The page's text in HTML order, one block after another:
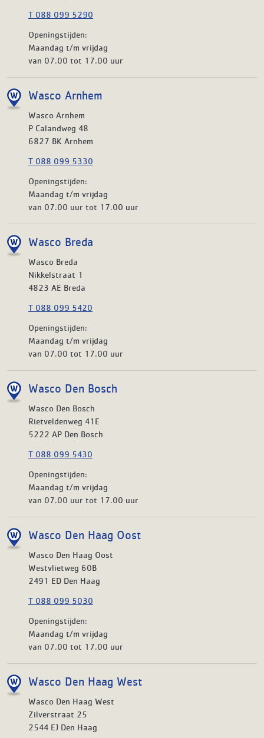
T 088 099 5290
Openingstijden:
Maandag t/m vrijdag
van 07.00 tot 17.00 uur
Wasco Arnhem
Wasco Arnhem
P Calandweg 48
6827 BK Arnhem
T 088 099 5330
Openingstijden:
Maandag t/m vrijdag
van 07.00 uur tot 17.00 uur
Wasco Breda
Wasco Breda
Nikkelstraat 1
4823 AE Breda
T 088 099 5420
Openingstijden:
Maandag t/m vrijdag
van 07.00 tot 17.00 uur
Wasco Den Bosch
Wasco Den Bosch
Rietveldenweg 41E
5222 AP Den Bosch
T 088 099 5430
Openingstijden:
Maandag t/m vrijdag
van 07.00 uur tot 17.00 uur
Wasco Den Haag Oost
Wasco Den Haag Oost
Westvlietweg 60B
2491 ED Den Haag
T 088 099 5030
Openingstijden:
Maandag t/m vrijdag
van 07.00 tot 17.00 uur
Wasco Den Haag West
Wasco Den Haag West
Zilverstraat 25
2544 EJ Den Haag